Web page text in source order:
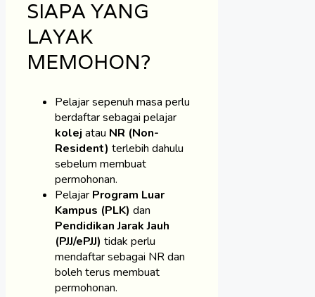
SIAPA YANG
LAYAK
MEMOHON?
Pelajar sepenuh masa perlu
berdaftar sebagai pelajar
kolej atau NR (Non-
Resident) terlebih dahulu
sebelum membuat
permohonan.
Pelajar Program Luar
Kampus (PLK) dan
Pendidikan Jarak Jauh
(PJJ/ePJJ) tidak perlu
mendaftar sebagai NR dan
boleh terus membuat
permohonan.